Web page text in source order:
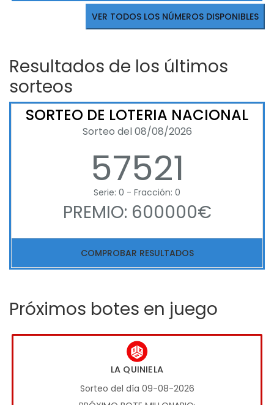
VER TODOS LOS NÚMEROS DISPONIBLES
Resultados de los últimos
sorteos
SORTEO DE LOTERIA NACIONAL
Sorteo del 08/08/2026
57521
Serie: 0 - Fracción: 0
PREMIO: 600000€
COMPROBAR RESULTADOS
Próximos botes en juego
LA QUINIELA
Sorteo del día 09-08-2026